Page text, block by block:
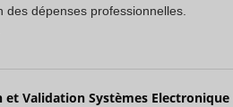
dépenses professionnelles.
et Validation Systèmes Electronique